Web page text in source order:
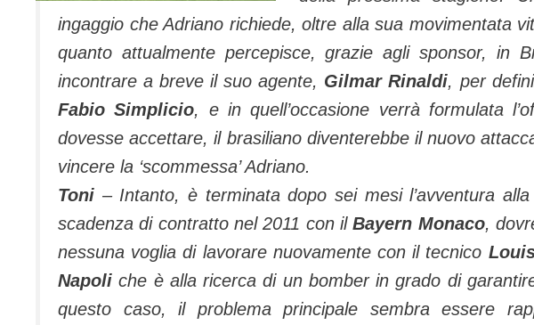
ingaggio che Adriano richiede, oltre alla sua movimentata
quanto attualmente percepisce, grazie agli sponsor, in
incontrare a breve il suo agente, Gilmar Rinaldi, per
Fabio Simplicio, e in quell’occasione verrà formulata
dovesse accettare, il brasiliano diventerebbe il nuovo
vincere la ‘scommessa’ Adriano.
Toni – Intanto, è terminata dopo sei mesi l’avventura
scadenza di contratto nel 2011 con ilBayern Monaco,
nessuna voglia di lavorare nuovamente con il tecnico
Napoli che è alla ricerca di un bomber in grado di
questo caso, il problema principale sembra essere